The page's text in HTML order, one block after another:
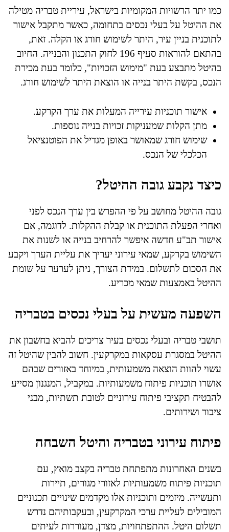
כמו יתר הרשויות המקומיות בישראל, עיריית טבריה מטילה
את ההיטל על בעלי נכסים בתחומה, כאשר מתקבל אישור
לתוכנית בניין עיר, היתר לשימוש חורג או הקלה. זאת,
בהתאם להוראות סעיף 196 לחוק התכנון והבנייה. החיוב
בהיטל מתבצע בעת "מימוש הזכויות", כלומר בעת מכירת
הנכס, בקשת היתר בנייה או הוצאת היתר לשימוש חורג.
אישור תוכניות עירייה המעלות את ערך הקרקע.
מתן הקלות שמעניקות זכויות בנייה נוספות.
שימוש חורג שמאושר באופן מגדיל את הפוטנציאל
הכלכלי של הנכס.
כיצד נקבע גובה ההיטל?
גובה ההיטל מחושב על פי ההפרש בין ערך הנכס לפני
ואחרי הפעלת התוכנית או קבלת ההקלות. לדוגמה, אם
אישור תב"ע חדשה איפשר להרחיב בנייה או לשנות את
השימוש בקרקע, שמאי עירוני יעריך את עליית הערך ויקבע
את הסכום לתשלום. במידת הצורך, ניתן לערער על שומת
ההיטל באמצעות שמאי מכריע.
השפעה מעשית על בעלי נכסים בטבריה
תושבי טבריה ובעלי נכסים בעיר צריכים להביא בחשבון את
ההיטל במסגרת עסקאות במקרקעין. חשוב להבין שהיטל זה
עשוי להוות הוצאה משמעותית, במיוחד באזורים שבהם
אושרו תוכניות פיתוח משמעותיות. במקביל, המנגנון מסייע
להבטיח תקציבי פיתוח עירוניים לטובת תשתיות, מבני
ציבור ושירותים.
פיתוח עירוני בטבריה והיטל השבחה
בשנים האחרונות מתפתחת טבריה בקצב מואץ, עם
תוכניות פיתוח משמעותיות לאזורי מגורים, תיירות
ותעשייה. מיזמים ותוכניות אלו מקדמים שינויים תכנוניים
המובילים לעליית ערכי המקרקעין, ובעקבותיהם נדרש
תשלום היטל. ההתפתחויות, מצדן, מעוררות לעיתים